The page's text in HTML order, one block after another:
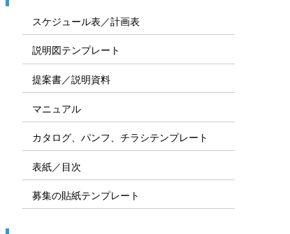
スケジュール表／計画表
説明図テンプレート
提案書／説明資料
マニュアル
カタログ、パンフ、チラシテンプレート
表紙／目次
募集の貼紙テンプレート